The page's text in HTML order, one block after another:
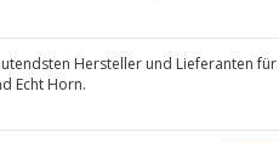
Hersteller und Lieferanten
Echt Horn.